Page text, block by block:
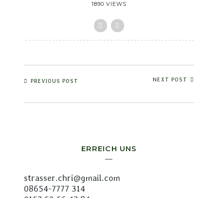
1890 VIEWS
PREVIOUS POST NEXT POST
ERREICH UNS
strasser.chri@gmail.com
08654-7777 314